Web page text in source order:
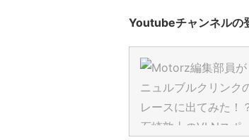
Youtubeチャンネルの